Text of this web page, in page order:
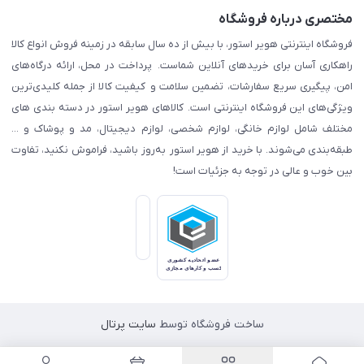
مختصری درباره فروشگاه
فروشگاه اینترنتی هویر استور، با بیش از ده سال سابقه در زمینه فروش انواع کالا
راهکاری آسان برای خریدهای آنلاین شماست. پرداخت در محل، ارائه درگاه‌های
امن، پیگیری سریع سفارشات، تضمین سلامت و کیفیت کالا از جمله کلیدی‌ترین
ویژگی‌های این فروشگاه اینترنتی است. کالاهای هویر استور در دسته بندی های
مختلف شامل لوازم خانگی، لوازم شخصی، لوازم دیجیتال، مد و پوشاک و ...
طبقه‌بندی می‌شوند. با خرید از هویر استور به‌روز باشید، فراموش نکنید، تفاوت
بین خوب و عالی در توجه به جزئیات است!
ساخت فروشگاه توسط سایت پرتال